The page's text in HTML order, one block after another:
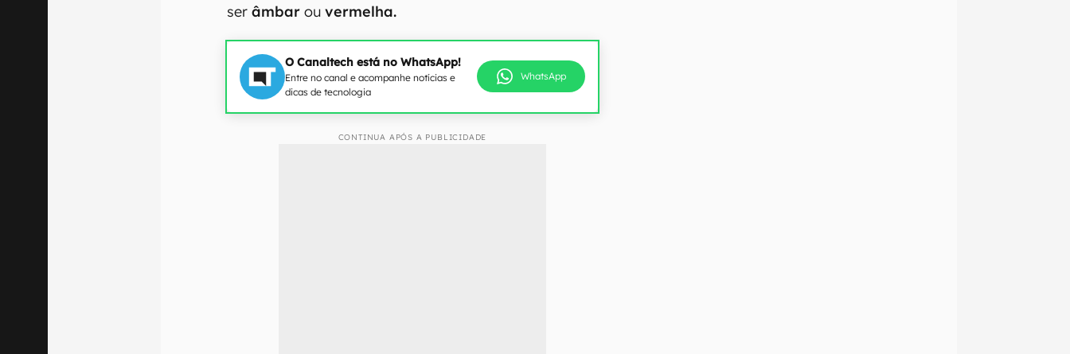
serâmbar ouvermelha.
O Canaltech está no WhatsApp!
Entre no canal e acompanhe notícias e
dicas de tecnologia
WhatsApp
CONTINUA APÓS A PUBLICIDADE